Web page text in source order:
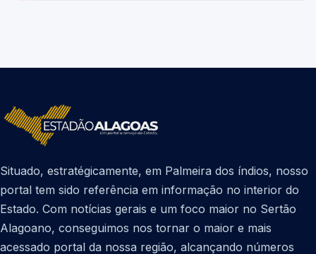
Situado, estratégicamente, em Palmeira dos índios, nosso
portal tem sido referência em informação no interior do
Estado. Com notícias gerais e um foco maior no Sertão
Alagoano, conseguimos nos tornar o maior e mais
acessado portal da nossa região, alcançando números